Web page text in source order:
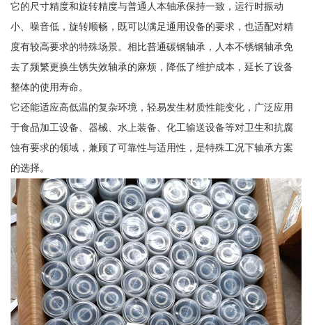
它的尺寸精度和旋转精度与普通人本轴承保持一致，运行时振动
小、噪音低，旋转顺畅，既可以满足通用设备的要求，也适配对精
度有较高要求的特殊场景。相比普通碳钢轴承，人本不锈钢轴承免
去了频繁更换生锈失效轴承的麻烦，降低了维护成本，延长了设备
整体的使用寿命。
它还能适应高低温的复杂环境，轻易发生材质性能变化，广泛应用
于食品加工设备、器械、水上装备、化工输送设备等对卫生和抗腐
蚀有要求的领域，兼顾了可靠性与适用性，是特殊工况下轴承方案
的选择。